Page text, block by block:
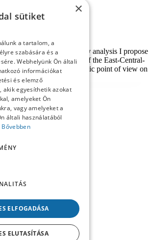
and
cosmopolitan power In my analysis I propose
non-rational judgement of the East-Central-
processes, and an analytic point of view on
the politic...
Review
Forum
×
sütiket
a tartalom, a
szabására és a
Webhelyünk Ön általi
információkat
és elemző
akik egyesíthetik azokat
amelyeket Ön
vagy amelyeket a
általi használatából
Bővebben
ELFOGADÁSA
ELUTASÍTÁSA